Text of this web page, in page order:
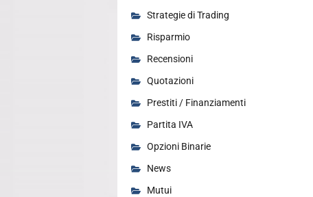
Strategie di Trading
Risparmio
Recensioni
Quotazioni
Prestiti / Finanziamenti
Partita IVA
Opzioni Binarie
News
Mutui